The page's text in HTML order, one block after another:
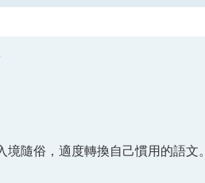
隨俗，適度轉換自己慣用的語文。